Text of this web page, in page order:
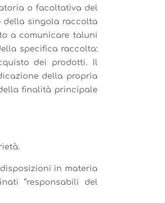
o facoltativa del
della singola raccolta
a comunicare taluni
specifica raccolta:
dei prodotti. Il
della propria
finalità principale
in materia
“responsabili del